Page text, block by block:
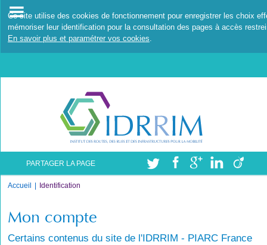
Ce site utilise des cookies de fonctionnement pour enregistrer les choix
mémoriser leur identification pour la consultation des pages à accès
En savoir plus et paramétrer vos cookies
PARTAGER LA PAGE
Accueil Identification
Mon compte
Certains contenus du site de l'IDRRIM - PIARC France